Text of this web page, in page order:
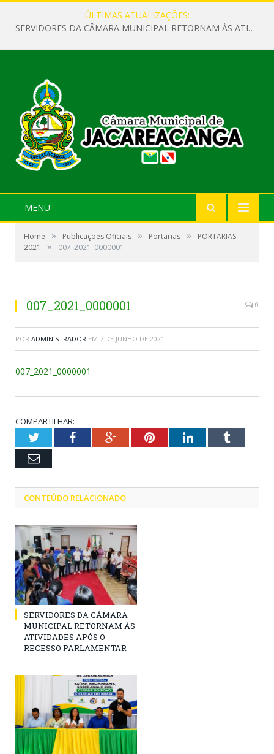
ÚLTIMAS ATUALIZAÇÕES:
SERVIDORES DA CÂMARA MUNICIPAL RETORNAM ÀS ATIVIDADES APÓS O RECESSO PARLAMENTAR
MENU
Home » Publicações Oficiais » Portarias »
PORTARIAS
2021
» 007_2021_0000001
007_2021_0000001 0
POR ADMINISTRADOR EM 7 DE JUNHO DE 2021
007_2021_0000001
COMPARTILHAR:
TwitterFacebookGoogle+PinterestLinkedInTumblr
Email
CONTEÚDO RELACIONADO
SERVIDORES DA CÂMARA
MUNICIPAL RETORNAM ÀS
ATIVIDADES APÓS O
RECESSO PARLAMENTAR